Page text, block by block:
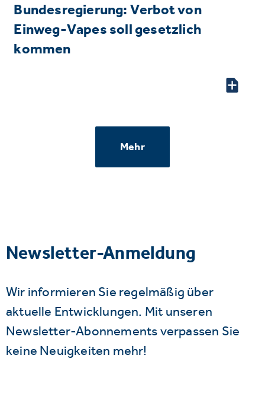
Bundesregierung: Verbot von
Einweg-Vapes soll gesetzlich
kommen
Mehr
Newsletter-Anmeldung
Wir informieren Sie regelmäßig über
aktuelle Entwicklungen. Mit unseren
Newsletter-Abonnements verpassen Sie
keine Neuigkeiten mehr!